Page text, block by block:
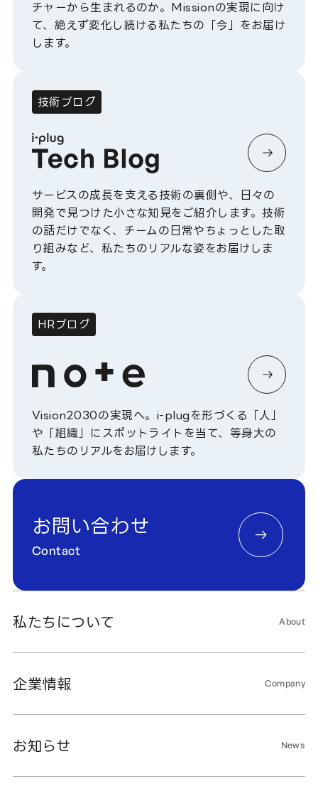
チャーから生まれるのか。Missionの実現に向け
て、絶えず変化し続ける私たちの「今」をお届け
します。
技術ブログ
サービスの成長を支える技術の裏側や、日々の
開発で見つけた小さな知見をご紹介します。技術
の話だけでなく、チームの日常やちょっとした取
り組みなど、私たちのリアルな姿をお届けしま
す。
HRブログ
Vision2030の実現へ。i-plugを形づくる「人」
や「組織」にスポットライトを当て、等身大の
私たちのリアルをお届けします。
お問い合わせ
Contact
私たちについて About
企業情報 Company
お知らせ News